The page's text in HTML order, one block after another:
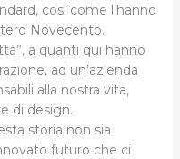
così come l’hanno
Novecento.
a quanti qui hanno
ad un’azienda
alla nostra vita,
di design.
storia non sia
futuro che ci